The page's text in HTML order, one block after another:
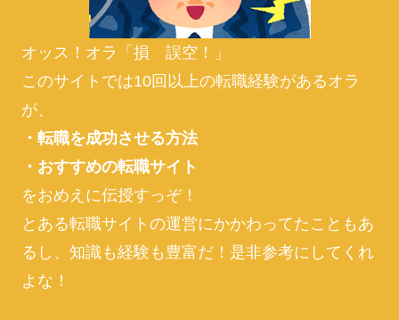
オッス！オラ「損 誤空！」
このサイトでは10回以上の転職経験があるオラ
が、
・転職を成功させる方法
・おすすめの転職サイト
をおめえに伝授すっぞ！
とある転職サイトの運営にかかわってたこともあ
るし、知識も経験も豊富だ！是非参考にしてくれ
よな！